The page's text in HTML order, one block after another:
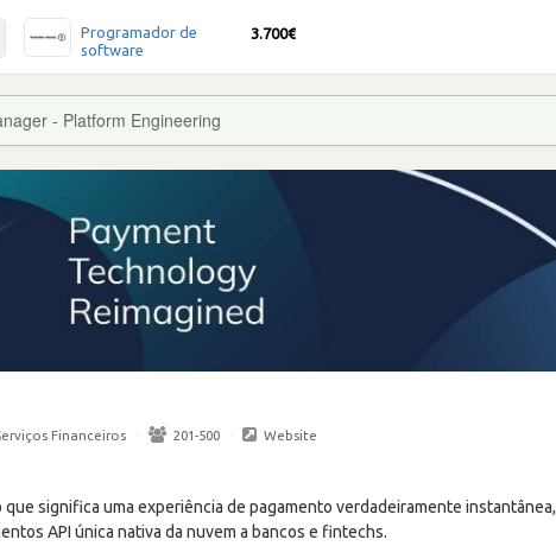
Programador de
software
3.700€
- Platform Engineering
Financeiros · 201-500 · Website
significa uma experiência de pagamento verdadeiramente instantânea,
API única nativa da nuvem a bancos e fintechs.